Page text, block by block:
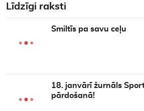
Līdzīgi raksti
Smiltīs pa savu ceļu
18. janvārī žurnāls
pārdošanā!